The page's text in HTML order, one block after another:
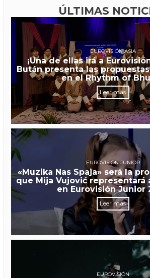
ÚLTIMAS
EUROVISIÓN ASIA
¡Una de ellas irá a
Bután presenta las
en el Rhythm of
Leer más
EUROVISIÓN JUNIOR
«Muzika Nas Spaja» será la
que Mija Vujović representará
en Eurovisión Junior
Leer más
EUROVISIÓN